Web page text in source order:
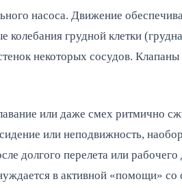
насоса. Движение
грудной клетки
некоторых сосудов.
или даже смех ритмично
или неподвижность,
долгого перелета или
в активной «помощи»